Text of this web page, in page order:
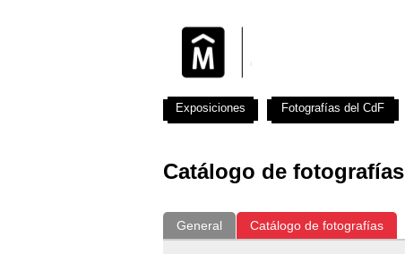
Catálogo de fotografías
General Catálogo de fotografías
Exposiciones Fotografías del CdF